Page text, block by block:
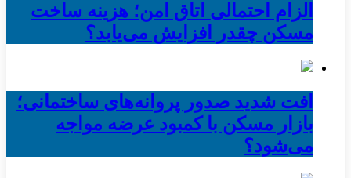
الزام احتمالی اتاق امن؛ هزینه ساخت
مسکن چقدر افزایش می‌یابد؟
افت شدید صدور پروانه‌های ساختمانی؛
بازار مسکن با کمبود عرضه مواجه
می‌شود؟